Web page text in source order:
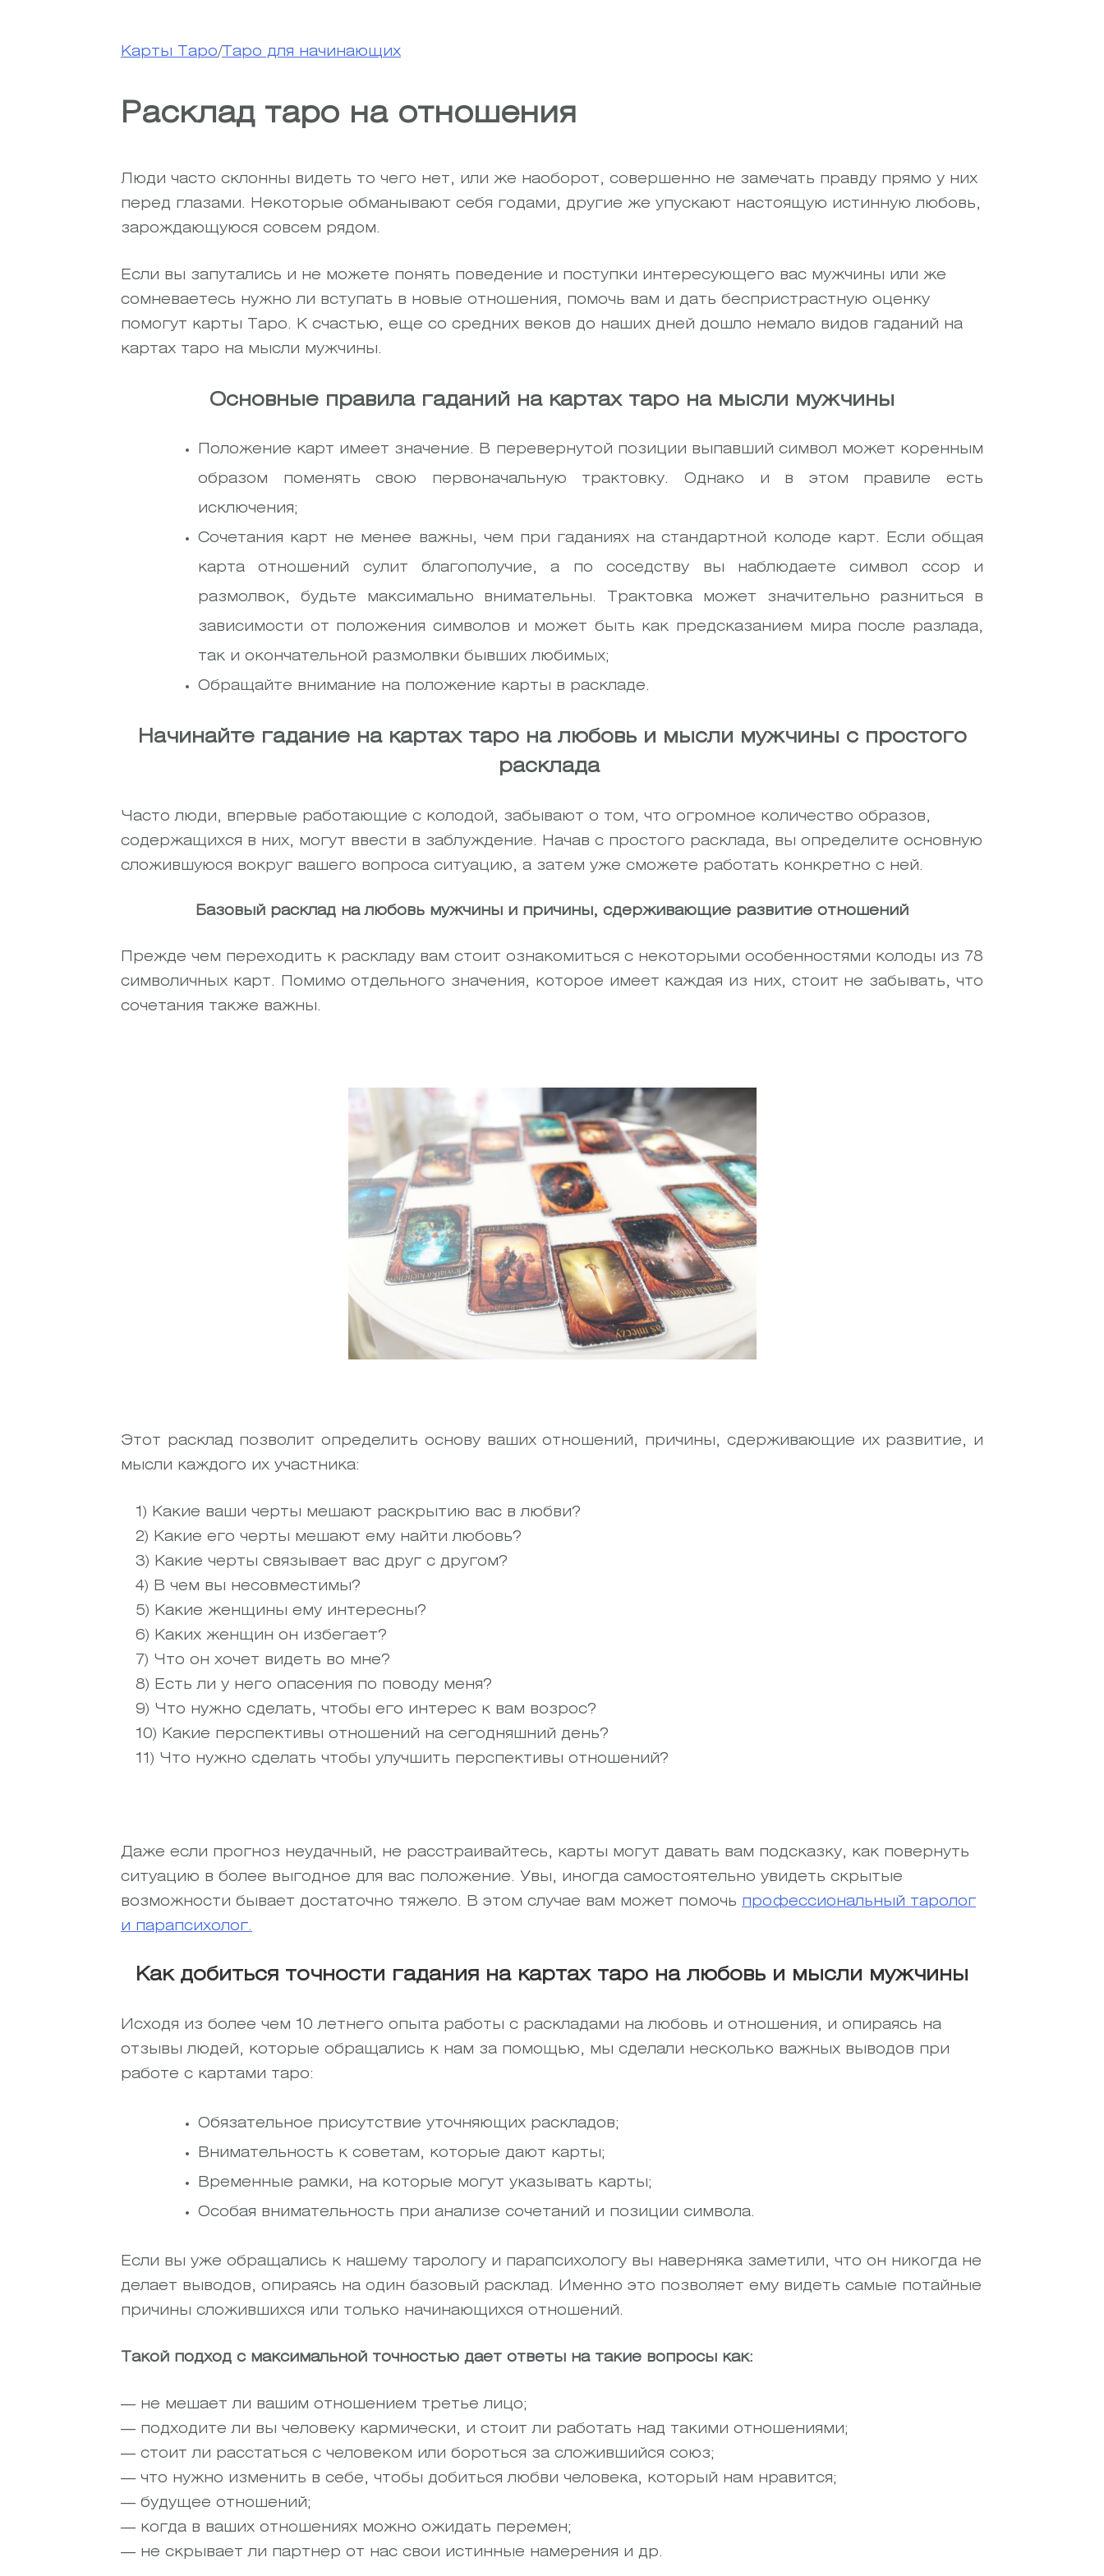
Карты Таро/ Таро для начинающих
Расклад таро на отношения
Люди часто склонны видеть то чего нет, или же наоборот, совершенно не замечать правду прямо у них
перед глазами. Некоторые обманывают себя годами, другие же упускают настоящую истинную любовь,
зарождающуюся совсем рядом.
Если вы запутались и не можете понять поведение и поступки интересующего вас мужчины или же
сомневаетесь нужно ли вступать в новые отношения, помочь вам и дать беспристрастную оценку
помогут карты Таро. К счастью, еще со средних веков до наших дней дошло немало видов гаданий на
картах таро на мысли мужчины.
Основные правила гаданий на картах таро на мысли мужчины
Положение карт имеет значение. В перевернутой позиции выпавший символ может коренным
образом поменять свою первоначальную трактовку. Однако и в этом правиле есть
исключения;
Сочетания карт не менее важны, чем при гаданиях на стандартной колоде карт. Если общая
карта отношений сулит благополучие, а по соседству вы наблюдаете символ ссор и
размолвок, будьте максимально внимательны. Трактовка может значительно разниться в
зависимости от положения символов и может быть как предсказанием мира после разлада,
так и окончательной размолвки бывших любимых;
Обращайте внимание на положение карты в раскладе.
Начинайте гадание на картах таро на любовь и мысли мужчины с простого
расклада
Часто люди, впервые работающие с колодой, забывают о том, что огромное количество образов,
содержащихся в них, могут ввести в заблуждение. Начав с простого расклада, вы определите основную
сложившуюся вокруг вашего вопроса ситуацию, а затем уже сможете работать конкретно с ней.
Базовый расклад на любовь мужчины и причины, сдерживающие развитие отношений
Прежде чем переходить к раскладу вам стоит ознакомиться с некоторыми особенностями колоды из 78
символичных карт. Помимо отдельного значения, которое имеет каждая из них, стоит не забывать, что
сочетания также важны.
Этот расклад позволит определить основу ваших отношений, причины, сдерживающие их развитие, и
мысли каждого их участника:
1) Какие ваши черты мешают раскрытию вас в любви?
2) Какие его черты мешают ему найти любовь?
3) Какие черты связывает вас друг с другом?
4) В чем вы несовместимы?
5) Какие женщины ему интересны?
6) Каких женщин он избегает?
7) Что он хочет видеть во мне?
8) Есть ли у него опасения по поводу меня?
9) Что нужно сделать, чтобы его интерес к вам возрос?
10) Какие перспективы отношений на сегодняшний день?
11) Что нужно сделать чтобы улучшить перспективы отношений?
Даже если прогноз неудачный, не расстраивайтесь, карты могут давать вам подсказку, как повернуть
ситуацию в более выгодное для вас положение. Увы, иногда самостоятельно увидеть скрытые
возможности бывает достаточно тяжело. В этом случае вам может помочь профессиональный таролог
и парапсихолог.
Как добиться точности гадания на картах таро на любовь и мысли мужчины
Исходя из более чем 10 летнего опыта работы с раскладами на любовь и отношения, и опираясь на
отзывы людей, которые обращались к нам за помощью, мы сделали несколько важных выводов при
работе с картами таро:
Обязательное присутствие уточняющих раскладов;
Внимательность к советам, которые дают карты;
Временные рамки, на которые могут указывать карты;
Особая внимательность при анализе сочетаний и позиции символа.
Если вы уже обращались к нашему тарологу и парапсихологу вы наверняка заметили, что он никогда не
делает выводов, опираясь на один базовый расклад. Именно это позволяет ему видеть самые потайные
причины сложившихся или только начинающихся отношений.
Такой подход с максимальной точностью дает ответы на такие вопросы как:
— не мешает ли вашим отношением третье лицо;
— подходите ли вы человеку кармически, и стоит ли работать над такими отношениями;
— стоит ли расстаться с человеком или бороться за сложившийся союз;
— что нужно изменить в себе, чтобы добиться любви человека, который нам нравится;
— будущее отношений;
— когда в ваших отношениях можно ожидать перемен;
— не скрывает ли партнер от нас свои истинные намерения и др.